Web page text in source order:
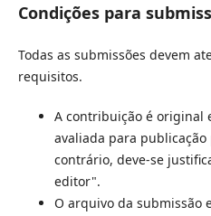
Condições para
Todas as submissões devem
requisitos.
A contribuição é original
avaliada para
contrário, deve-se
editor".
O arquivo da submissão